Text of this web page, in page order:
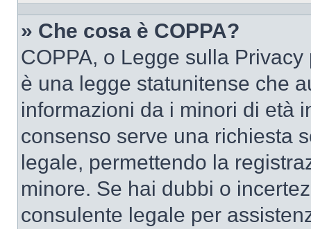
» Che cosa è COPPA?
COPPA, o Legge sulla
è una legge statunitense che
informazioni da i minori di età
consenso serve una richiesta
legale, permettendo la
minore. Se hai dubbi o
consulente legale per